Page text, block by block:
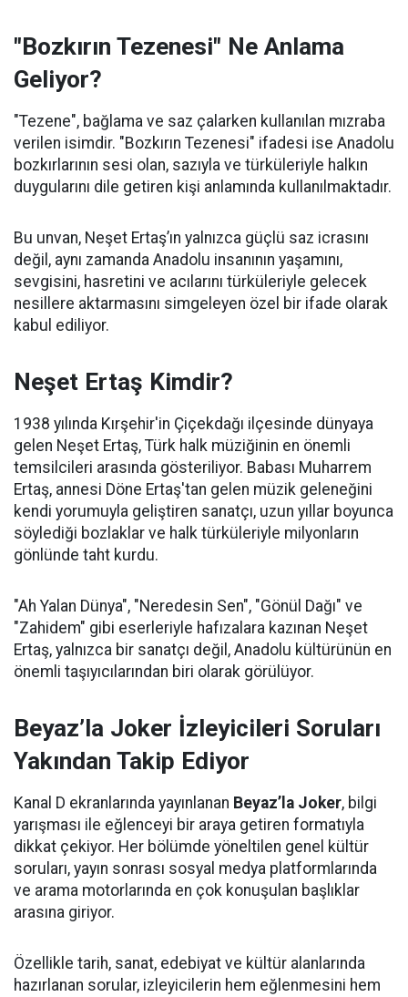
"Bozkırın Tezenesi" Ne Anlama
Geliyor?
"Tezene", bağlama ve saz çalarken kullanılan mızraba
verilen isimdir. "Bozkırın Tezenesi" ifadesi ise Anadolu
bozkırlarının sesi olan, sazıyla ve türküleriyle halkın
duygularını dile getiren kişi anlamında kullanılmaktadır.
Bu unvan, Neşet Ertaş’ın yalnızca güçlü saz icrasını
değil, aynı zamanda Anadolu insanının yaşamını,
sevgisini, hasretini ve acılarını türküleriyle gelecek
nesillere aktarmasını simgeleyen özel bir ifade olarak
kabul ediliyor.
Neşet Ertaş Kimdir?
1938 yılında Kırşehir'in Çiçekdağı ilçesinde dünyaya
gelen Neşet Ertaş, Türk halk müziğinin en önemli
temsilcileri arasında gösteriliyor. Babası Muharrem
Ertaş, annesi Döne Ertaş'tan gelen müzik geleneğini
kendi yorumuyla geliştiren sanatçı, uzun yıllar boyunca
söylediği bozlaklar ve halk türküleriyle milyonların
gönlünde taht kurdu.
"Ah Yalan Dünya", "Neredesin Sen", "Gönül Dağı" ve
"Zahidem" gibi eserleriyle hafızalara kazınan Neşet
Ertaş, yalnızca bir sanatçı değil, Anadolu kültürünün en
önemli taşıyıcılarından biri olarak görülüyor.
Beyaz’la Joker İzleyicileri Soruları
Yakından Takip Ediyor
Kanal D ekranlarında yayınlanan Beyaz’la Joker, bilgi
yarışması ile eğlenceyi bir araya getiren formatıyla
dikkat çekiyor. Her bölümde yöneltilen genel kültür
soruları, yayın sonrası sosyal medya platformlarında
ve arama motorlarında en çok konuşulan başlıklar
arasına giriyor.
Özellikle tarih, sanat, edebiyat ve kültür alanlarında
hazırlanan sorular, izleyicilerin hem eğlenmesini hem